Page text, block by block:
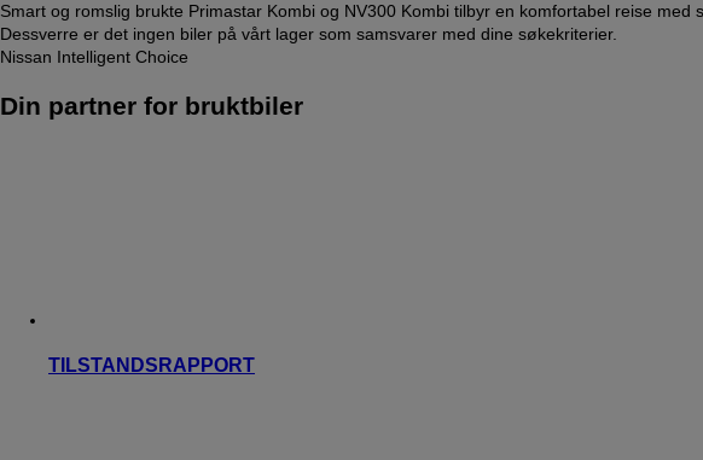
Smart og romslig brukte Primastar Kombi og NV300 Kombi tilbyr en komfortabel reise med
Dessverre er det ingen biler på vårt lager som samsvarer med dine søkekriterier.
Nissan Intelligent Choice
Din partner for bruktbiler
TILSTANDSRAPPORT